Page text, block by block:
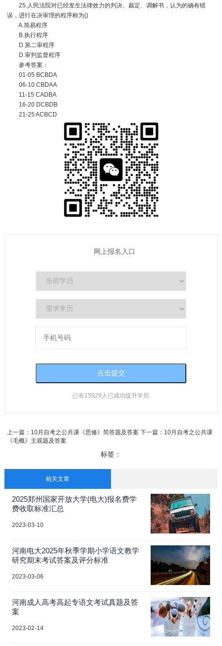
25.人民法院对已经发生法律效力的判决、裁定、调解书，认为的确有错
误，进行在决审理的程序称为()
A.简易程序
B.执行程序
D.第二审程序
D.审判监督程序
参考答案：
01-05 BCBDA
06-10 CBDAA
11-15 CADBA
16-20 DCBDB
21-25 ACBCD
网上报名入口
已有15929人已成功提升学历
上一篇： 10月自考之公共课《思修》简答题及答案 下一篇： 10月自考之公共课
《毛概》主观题及答案
标签：
相关文章
2025郑州国家开放大学(电大)报名费学
费收取标准汇总
2023-03-10
河南电大2025年秋季学期小学语文教学
研究期末考试答案及评分标准
2023-03-06
河南成人高考高起专语文考试真题及答
案
2023-02-14